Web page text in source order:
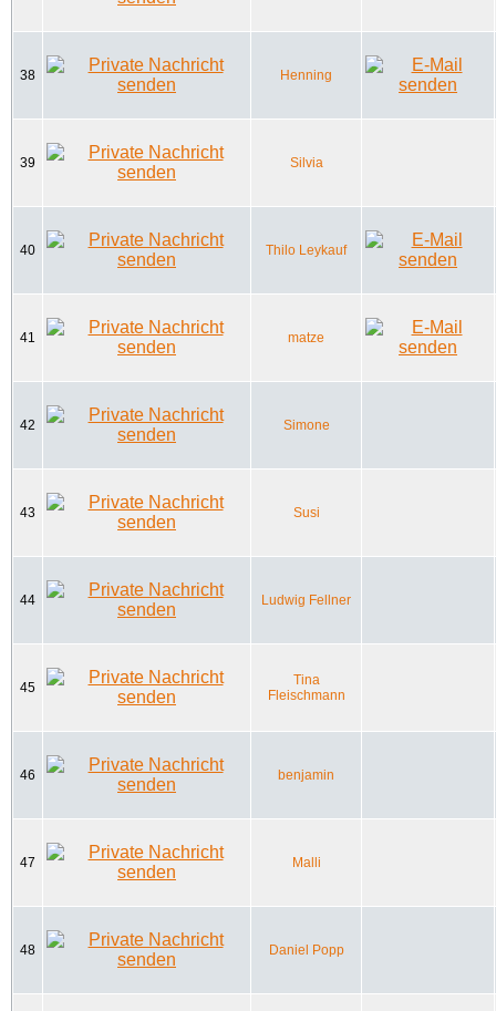
38 Henning
39 Silvia
40 Thilo Leykauf
41 matze
42 Simone
43 Susi
44 Ludwig Fellner
45
Tina
Fleischmann
46 benjamin
47 Malli
48 Daniel Popp